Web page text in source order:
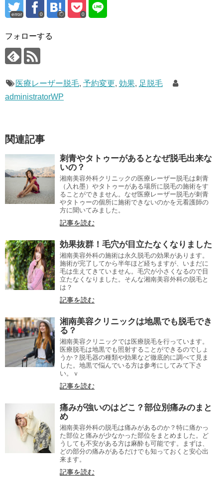
error 0 0
フォローする
医療レーザー脱毛, 予約変更, 効果, 足脱毛
administratorWP
関連記事
刺青やタトゥーがあるとなぜ脱毛出来な
いの？
湘南美容外科クリニックの医療レーザー脱毛は刺青
（入れ墨）やタトゥーがある場所に脱毛の施術をす
ることができません。なぜ医療レーザー脱毛が刺青
やタトゥーの個所に施術できないのかを元看護師の
方に聞いてみました。
記事を読む
効果抜群！毛穴が目立たなくなりました
湘南美容外科の施術は永久脱毛の効果があります。
施術が完了してから半年ほど経ちますが、いまだに
毛は生えてきていません。毛穴が小さくなるので目
立たなくなりました。そんな湘南美容外科の脱毛と
は？
記事を読む
湘南美容クリニックは地黒でも脱毛でき
る？
湘南美容クリニックでは医療脱毛を行っています。
医療脱毛は地黒でも照射することができるのでしょ
うか？脱毛器の種類や効果など徹底的に調べて見ま
した。地黒で悩んでいる方は参考にしてみて下さ
い。ｖ
記事を読む
痛みが強いのはどこ？部位別痛みのまと
め
湘南美容外科の脱毛は痛みがあるのか？特に痛かっ
た部位と痛みが少なかった部位をまとめました。ど
うしても不安がある方は麻酔も可能です。まずは、
どの部分の痛みがあるだけでも知っておくと安心出
来ます。
記事を読む